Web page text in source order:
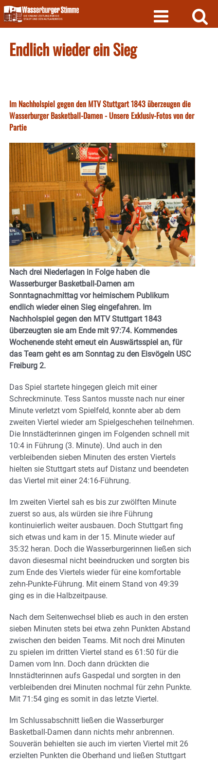
Skip
to
content
Endlich wieder ein Sieg
Im Nachholspiel gegen den MTV Stuttgart 1843 überzeugen die
Wasserburger Basketball-Damen - Unsere Exklusiv-Fotos von der
Partie
Nach drei Niederlagen in Folge haben die
Wasserburger Basketball-Damen am
Sonntagnachmittag vor heimischem Publikum
endlich wieder einen Sieg eingefahren. Im
Nachholspiel gegen den MTV Stuttgart 1843
überzeugten sie am Ende mit 97:74. Kommendes
Wochenende steht erneut ein Auswärtsspiel an, für
das Team geht es am Sonntag zu den Eisvögeln USC
Freiburg 2.
Das Spiel startete hingegen gleich mit einer
Schreckminute. Tess Santos musste nach nur einer
Minute verletzt vom Spielfeld, konnte aber ab dem
zweiten Viertel wieder am Spielgeschehen teilnehmen.
Die Innstädterinnen gingen im Folgenden schnell mit
10:4 in Führung (3. Minute). Und auch in den
verbleibenden sieben Minuten des ersten Viertels
hielten sie Stuttgart stets auf Distanz und beendeten
das Viertel mit einer 24:16-Führung.
Im zweiten Viertel sah es bis zur zwölften Minute
zuerst so aus, als würden sie ihre Führung
kontinuierlich weiter ausbauen. Doch Stuttgart fing
sich etwas und kam in der 15. Minute wieder auf
35:32 heran. Doch die Wasserburgerinnen ließen sich
davon diesesmal nicht beeindrucken und sorgten bis
zum Ende des Viertels wieder für eine komfortable
zehn-Punkte-Führung. Mit einem Stand von 49:39
ging es in die Halbzeitpause.
Nach dem Seitenwechsel blieb es auch in den ersten
sieben Minuten stets bei etwa zehn Punkten Abstand
zwischen den beiden Teams. Mit noch drei Minuten
zu spielen im dritten Viertel stand es 61:50 für die
Damen vom Inn. Doch dann drückten die
Innstädterinnen aufs Gaspedal und sorgten in den
verbleibenden drei Minuten nochmal für zehn Punkte.
Mit 71:54 ging es somit in das letzte Viertel.
Im Schlussabschnitt ließen die Wasserburger
Basketball-Damen dann nichts mehr anbrennen.
Souverän behielten sie auch im vierten Viertel mit 26
erzielten Punkten die Oberhand und ließen Stuttgart